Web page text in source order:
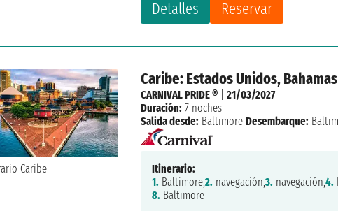
Detalles Reservar
Caribe: Estados Unidos, Bahamas
CARNIVAL PRIDE ® |21/03/2027
Duración: 7 noches
Salida desde: Baltimore Desembarque:
Itinerario:
1. Baltimore,2. navegación,3. navegación,4.
8. Baltimore